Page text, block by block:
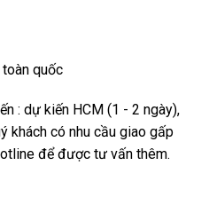
quốc
: dự kiến HCM (1 - 2 ngày),
khách có nhu cầu giao gấp
để được tư vấn thêm.